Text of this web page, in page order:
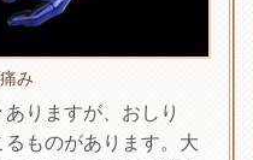
み
りますが、おしり
るものがあります。大